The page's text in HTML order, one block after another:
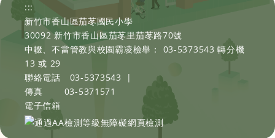
:::
新竹市香山區茄苳國民小學
30092 新竹市香山區茄苳里茄苳路70號
中輟、不當管教與校園霸凌檢舉： 03-5373543 轉分機
13 或 29
聯絡電話
03-5373543
|
傳真
03-5371571
電子信箱